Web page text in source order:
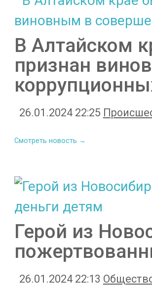
В Алтайском
признан
26.01.2024 22:25
Смотреть новость →
Герой из
26.01.2024 22:13